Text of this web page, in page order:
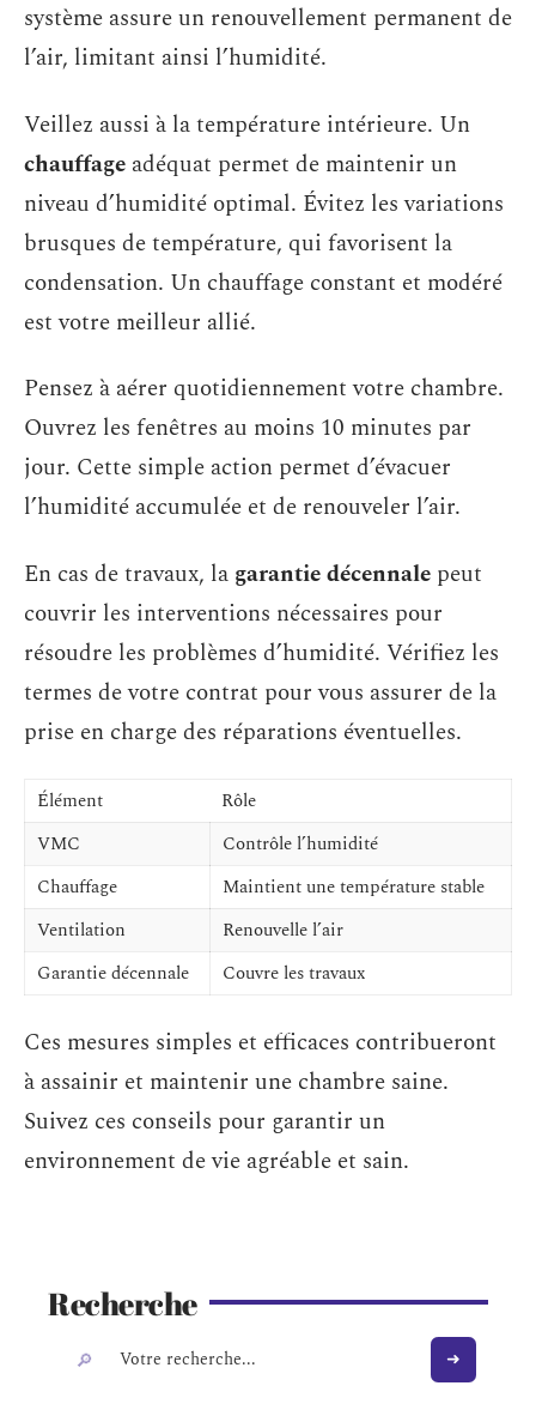
système assure un renouvellement permanent de
l’air, limitant ainsi l’humidité.
Veillez aussi à la température intérieure. Un
chauffage adéquat permet de maintenir un
niveau d’humidité optimal. Évitez les variations
brusques de température, qui favorisent la
condensation. Un chauffage constant et modéré
est votre meilleur allié.
Pensez à aérer quotidiennement votre chambre.
Ouvrez les fenêtres au moins 10 minutes par
jour. Cette simple action permet d’évacuer
l’humidité accumulée et de renouveler l’air.
En cas de travaux, la garantie décennale peut
couvrir les interventions nécessaires pour
résoudre les problèmes d’humidité. Vérifiez les
termes de votre contrat pour vous assurer de la
prise en charge des réparations éventuelles.
Élément
Rôle
VMC
Contrôle l’humidité
Chauffage
Maintient une température stable
Ventilation
Renouvelle l’air
Garantie décennale
Couvre les travaux
Ces mesures simples et efficaces contribueront
à assainir et maintenir une chambre saine.
Suivez ces conseils pour garantir un
environnement de vie agréable et sain.
Recherche